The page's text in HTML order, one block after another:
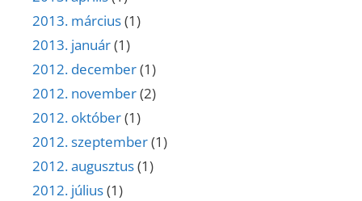
2013. március(1)
2013. január(1)
2012. december(1)
2012. november(2)
2012. október(1)
2012. szeptember(1)
2012. augusztus(1)
2012. július(1)